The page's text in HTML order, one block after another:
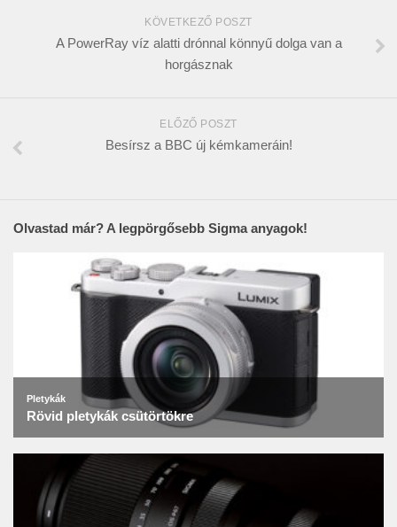
KÖVETKEZŐ POSZT
A PowerRay víz alatti drónnal könnyű dolga van a
horgásznak
ELŐZŐ POSZT
Besírsz a BBC új kémkameráin!
Olvastad már? A legpörgősebb Sigma anyagok!